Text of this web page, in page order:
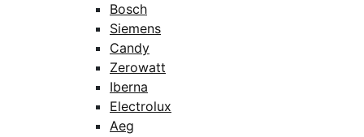
Bosch
Siemens
Candy
Zerowatt
Iberna
Electrolux
Aeg